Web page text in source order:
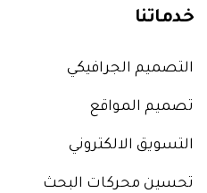
خدماتنا
التصميم الجرافيكي
تصميم المواقع
التسويق الالكتروني
تحسين محركات البحث